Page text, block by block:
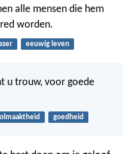
alle mensen die hem
worden.
eeuwig leven
u trouw, voor goede
goedheid